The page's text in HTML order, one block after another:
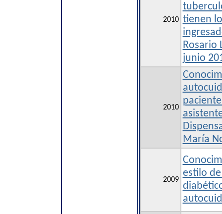
2010 tienen
Rosario
junio
2010
María
2009
estilo